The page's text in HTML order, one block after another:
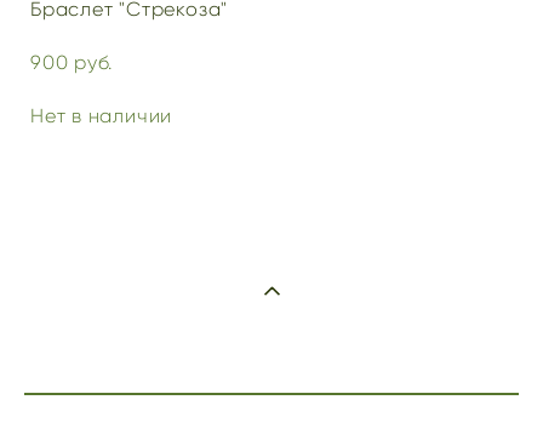
Браслет "Стрекоза"
900 pуб.
Нет в наличии